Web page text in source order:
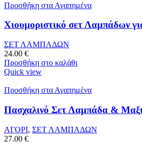
Προσθήκη στα Αγαπημένα
Χιουμοριστικό σετ Λαμπάδων
ΣΕΤ ΛΑΜΠΑΔΩΝ
24.00 €
Προσθήκη στο καλάθι
Quick view
Προσθήκη στα Αγαπημένα
Πασχαλινό Σετ Λαμπάδα &
ΑΓΟΡΙ, ΣΕΤ ΛΑΜΠΑΔΩΝ
27.00 €